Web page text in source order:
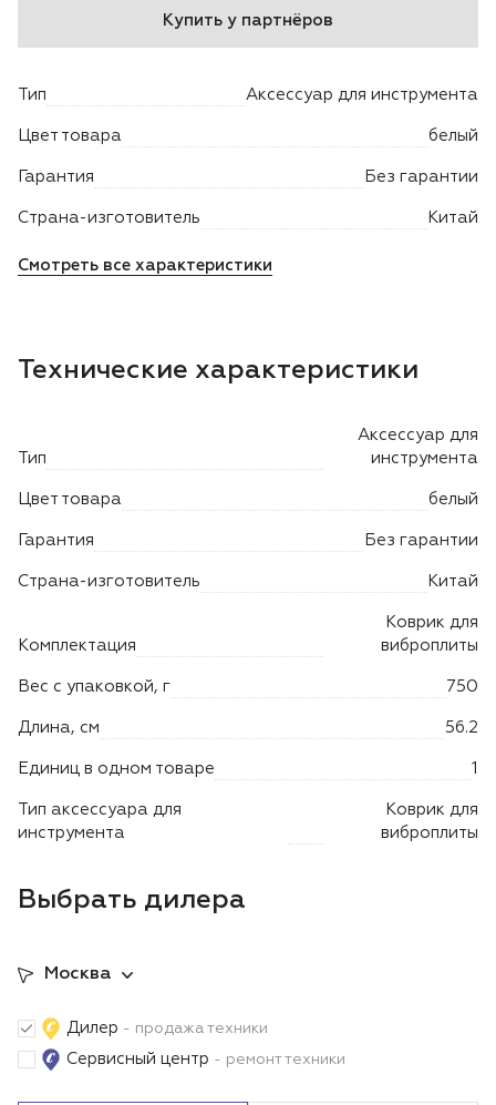
Двигатели
Аксессуары
Снегоотбрасыватели
Садовые ножницы
Станки заточные
Лодочные моторы Toyama
Купить у партнёров
Тип Аксессуар для инструмента
Цвет товара белый
Гарантия Без гарантии
Страна-изготовитель Китай
Смотреть все характеристики
Технические характеристики
Тип
Аксессуар для
инструмента
Цвет товара белый
Гарантия Без гарантии
Страна-изготовитель Китай
Комплектация
Коврик для
виброплиты
Вес с упаковкой, г 750
Длина, см 56.2
Единиц в одном товаре 1
Тип аксессуара для
инструмента
Коврик для
виброплиты
Выбрать дилера
Москва
Дилер - продажа техники
Сервисный центр - ремонт техники